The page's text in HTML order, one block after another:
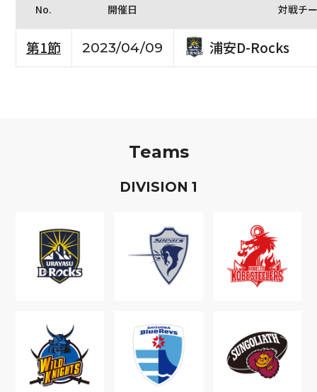
No. 開催日 対戦チ
第1節 2023/04/09 浦安D-Rocks
Teams
DIVISION 1